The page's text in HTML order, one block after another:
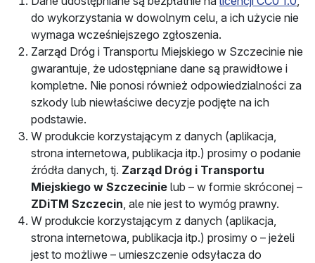
do wykorzystania w dowolnym celu, a ich użycie nie
wymaga wcześniejszego zgłoszenia.
Zarząd Dróg i Transportu Miejskiego w Szczecinie nie
gwarantuje, że udostępniane dane są prawidłowe i
kompletne. Nie ponosi również odpowiedzialności za
szkody lub niewłaściwe decyzje podjęte na ich
podstawie.
W produkcie korzystającym z danych (aplikacja,
strona internetowa, publikacja itp.) prosimy o podanie
źródła danych, tj. Zarząd Dróg i Transportu
Miejskiego w Szczecinie lub – w formie skróconej –
ZDiTM Szczecin, ale nie jest to wymóg prawny.
W produkcie korzystającym z danych (aplikacja,
strona internetowa, publikacja itp.) prosimy o – jeżeli
jest to możliwe – umieszczenie odsyłacza do